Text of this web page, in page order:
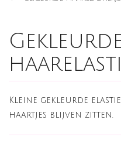
Kleine gekleurde
haartjes blijven zitten.